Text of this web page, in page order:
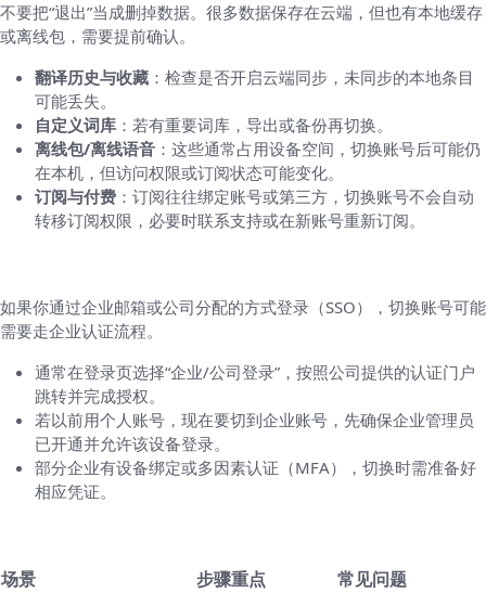
不要把“退出”当成删掉数据。很多数据保存在云端，但也有本地缓存
或离线包，需要提前确认。
翻译历史与收藏 ：检查是否开启云端同步，未同步的本地条目
可能丢失。
自定义词库 ：若有重要词库，导出或备份再切换。
离线包/离线语音 ：这些通常占用设备空间，切换账号后可能仍
在本机，但访问权限或订阅状态可能变化。
订阅与付费 ：订阅往往绑定账号或第三方，切换账号不会自动
转移订阅权限，必要时联系支持或在新账号重新订阅。
如果你通过企业邮箱或公司分配的方式登录（SSO），切换账号可能
需要走企业认证流程。
通常在登录页选择“企业/公司登录”，按照公司提供的认证门户
跳转并完成授权。
若以前用个人账号，现在要切到企业账号，先确保企业管理员
已开通并允许该设备登录。
部分企业有设备绑定或多因素认证（MFA），切换时需准备好
相应凭证。
场景 步骤重点
常见问题